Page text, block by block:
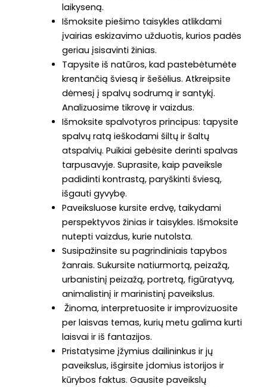
laikyseną.
Išmoksite piešimo taisykles atlikdami
įvairias eskizavimo užduotis, kurios padės
geriau įsisavinti žinias.
Tapysite iš natūros, kad pastebėtumėte
krentančią šviesą ir šešėlius. Atkreipsite
dėmesį į spalvų sodrumą ir santykį.
Analizuosime tikrovę ir vaizdus.
Išmoksite spalvotyros principus: tapysite
spalvų ratą ieškodami šiltų ir šaltų
atspalvių. Puikiai gebėsite derinti spalvas
tarpusavyje. Suprasite, kaip paveiksle
padidinti kontrastą, paryškinti šviesą,
išgauti gyvybę.
Paveiksluose kursite erdvę, taikydami
perspektyvos žinias ir taisykles. Išmoksite
nutepti vaizdus, kurie nutolsta.
Susipažinsite su pagrindiniais tapybos
žanrais. Sukursite natiurmortą, peizažą,
urbanistinį peizažą, portretą, figūratyvą,
animalistinį ir marinistinį paveikslus.
Žinoma, interpretuosite ir improvizuosite
per laisvas temas, kurių metu galima kurti
laisvai ir iš fantazijos.
Pristatysime įžymius dailininkus ir jų
paveikslus, išgirsite įdomius istorijos ir
kūrybos faktus. Gausite paveikslų